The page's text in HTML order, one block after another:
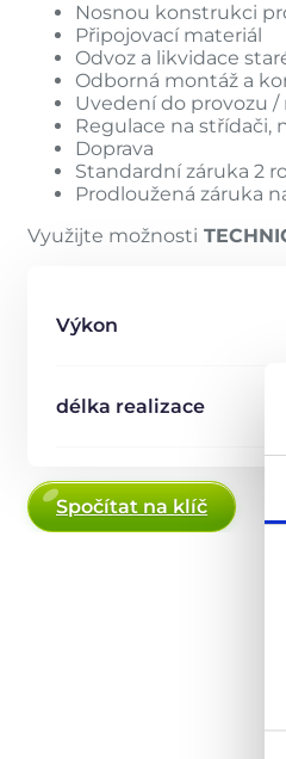
Nosnou konstrukci
Připojovací materiál
Odvoz a likvidace
Odborná montáž a
Uvedení do provozu
Regulace na střídači,
Doprava
Standardní záruka 2
Prodloužená záruka
Využijte možnosti
Výkon
délka realizace
Spočítat na klíč